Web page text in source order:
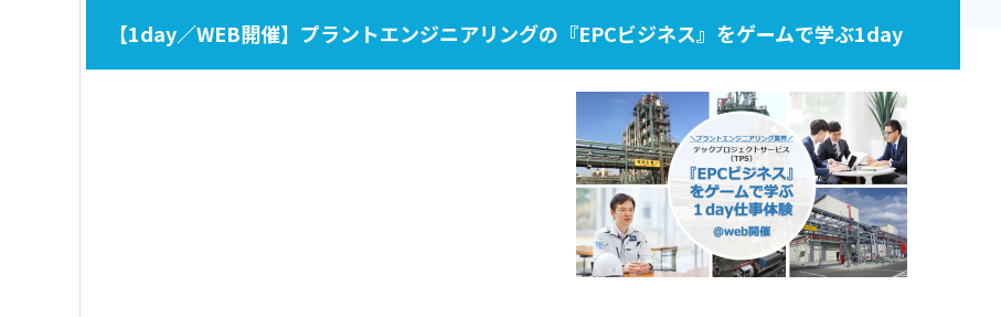
【1day／WEB開催】プラントエンジニアリングの『EPCビジネス』をゲームで学ぶ1day